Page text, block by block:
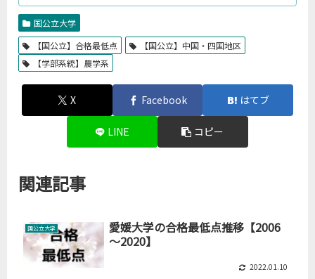
国公立大学
【国公立】合格最低点
【国公立】中国・四国地区
【学部系統】農学系
X Facebook はてブ
LINE コピー
関連記事
国公立大学
愛媛大学の合格最低点推移【2006
～2020】
2022.01.10